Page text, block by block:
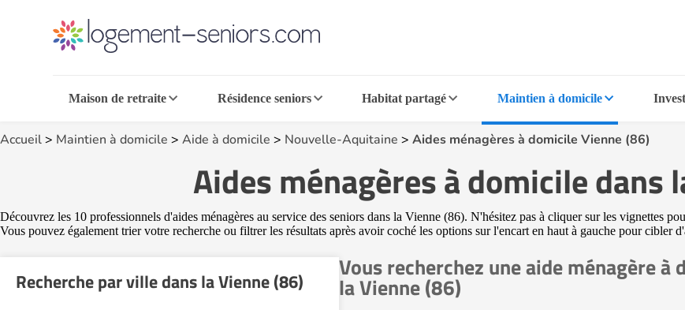
Maison de retraite Résidence seniors Habitat partagé Maintien à domicile
Accueil> Maintien à domicile > Aide à domicile > Nouvelle-Aquitaine > Aides ménagères à domicile Vienne (86)
Aides ménagères à domicile dans
Découvrez les 10 professionnels d'aides ménagères au service des seniors dans la Vienne (86). N'hésitez pas à cliquer sur les vignettes
Vous pouvez également trier votre recherche ou filtrer les résultats après avoir coché les options sur l'encart en haut à gauche pour cibler
Vous recherchez une aide ménagère à
la Vienne (86)
Recherche par ville dans la Vienne (86)